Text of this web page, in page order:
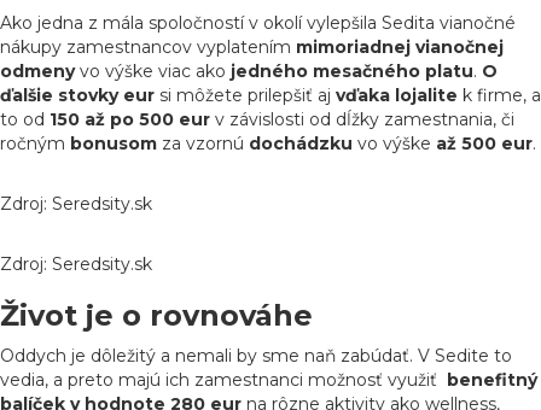
Ako jedna z mála spoločností v okolí vylepšila Sedita vianočné
nákupy zamestnancov vyplatením mimoriadnej vianočnej
odmenyvo výške viac ako jedného mesačného platu. O
ďalšie stovky eur si môžete prilepšiť aj vďaka lojalite k firme, a
to od 150 až po 500 eur v závislosti od dĺžky zamestnania, či
ročným bonusom za vzornú dochádzku vo výške až 500 eur.
Zdroj: Seredsity.sk
Zdroj: Seredsity.sk
Život je o rovnováhe
Oddych je dôležitý a nemali by sme naň zabúdať. V Sedite to
vedia, a preto majú ich zamestnanci možnosť využiť benefitný
balíček v hodnote 280 eur na rôzne aktivity ako wellness,